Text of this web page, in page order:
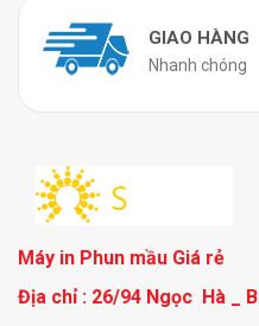
GIAO HÀNG
Nhanh chóng
Máy in Phun mầu Giá rẻ
Địa chỉ : 26/94 Ngọc Hà _